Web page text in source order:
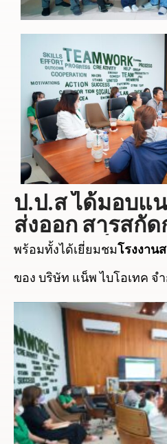
ป.ป.ส ได้มอบแ
ส่งออก สารสกั
ผลิตภัณฑ์จากก
พร้อมทั้งได้เยี่ยมชมโรงงาน
ของ บริษัท แน็พ ไบโอเทค จำ